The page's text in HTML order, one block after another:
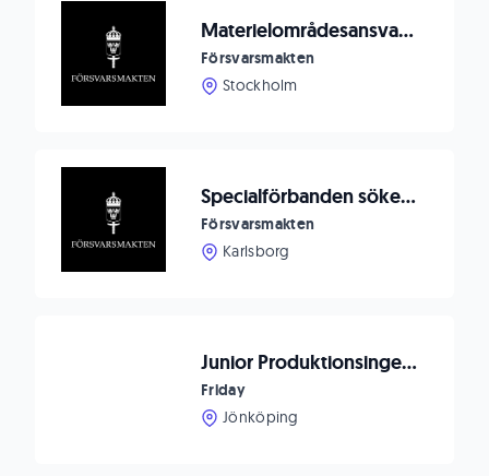
Materielområdesansvarig - underrättelse och säkerhetssystem
Försvarsmakten
Stockholm
Specialförbanden söker Materielsystemledare samband till Specialförbandsledningen (SFL)
Försvarsmakten
Karlsborg
Junior Produktionsingenjör med inriktning mot AI & Digitalisering
Friday
Jönköping